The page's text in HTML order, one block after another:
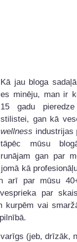
Kā jau bloga
es minēju, man ir
15 gadu
stilistei, gan kā
wellness industrijas
tāpēc mūsu
runājam gan par
kā
arī par mūsu
par
kurpēm vai
(jeb, drīzāk,